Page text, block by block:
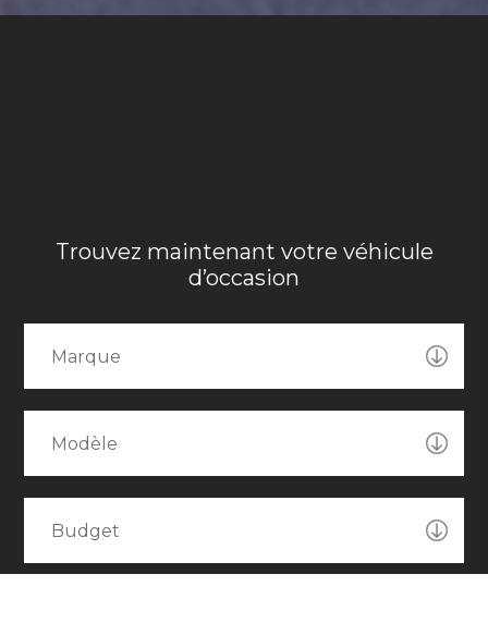
Trouvez maintenant votre véhicule
d’occasion
Marque
Modèle
Budget